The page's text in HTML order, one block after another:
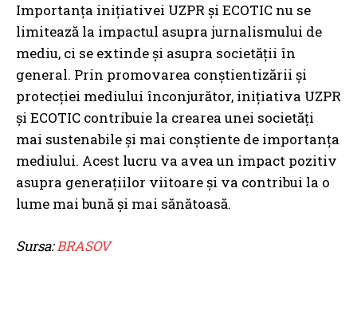
Importanța inițiativei UZPR și ECOTIC nu se
limitează la impactul asupra jurnalismului de
mediu, ci se extinde și asupra societății în
general. Prin promovarea conștientizării și
protecției mediului înconjurător, inițiativa UZPR
și ECOTIC contribuie la crearea unei societăți
mai sustenabile și mai conștiente de importanța
mediului. Acest lucru va avea un impact pozitiv
asupra generațiilor viitoare și va contribui la o
lume mai bună și mai sănătoasă.
Sursa:BRASOV